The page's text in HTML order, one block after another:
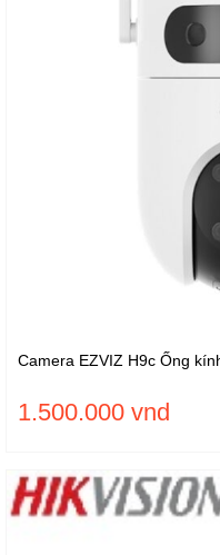
Camera EZVIZ H9c Ống
1.500.000 vnd